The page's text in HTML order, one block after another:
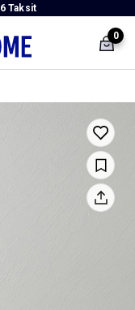
6 Taksit
0